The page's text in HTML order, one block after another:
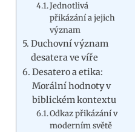
Jednotlivá
přikázání a jejich
význam
Duchovní význam
desatera ve víře
Desatero a etika:
Morální hodnoty v
biblickém kontextu
Odkaz přikázání v
moderním světě